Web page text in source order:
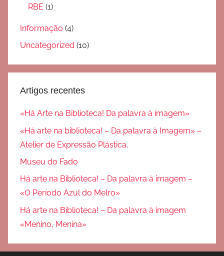
RBE (1)
Informação (4)
Uncategorized (10)
Artigos recentes
«Há Arte na Biblioteca! Da palavra à imagem»
«Há arte na biblioteca! – Da palavra à Imagem» –
Atelier de Expressão Plástica.
Museu do Fado
Há arte na Biblioteca! – Da palavra à imagem –
«O Período Azul do Melro»
Há arte na Biblioteca! – Da palavra à imagem
«Menino, Menina»